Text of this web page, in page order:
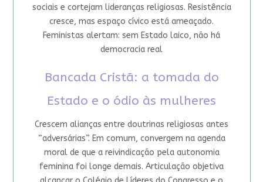
sociais e cortejam lideranças religiosas. Resistência
cresce, mas espaço cívico está ameaçado.
Feministas alertam: sem Estado laico, não há
democracia real
Bancada Cristã: a tomada do
Estado e o ódio às mulheres
Crescem alianças entre doutrinas religiosas antes
“adversárias”. Em comum, convergem na agenda
moral de que a reivindicação pela autonomia
feminina foi longe demais. Articulação objetiva